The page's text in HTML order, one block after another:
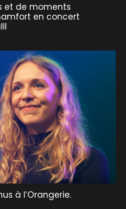
et de moments
en concert
à l’Orangerie.